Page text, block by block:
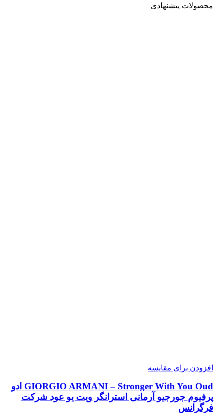
محصولات پیشنهادی
افزودن برای مقایسه
GIORGIO ARMANI – Stronger With You Oud ادو
پرفیوم جورجیو آرمانی استرانگر ویت یو عود شرکت
فرگرانس